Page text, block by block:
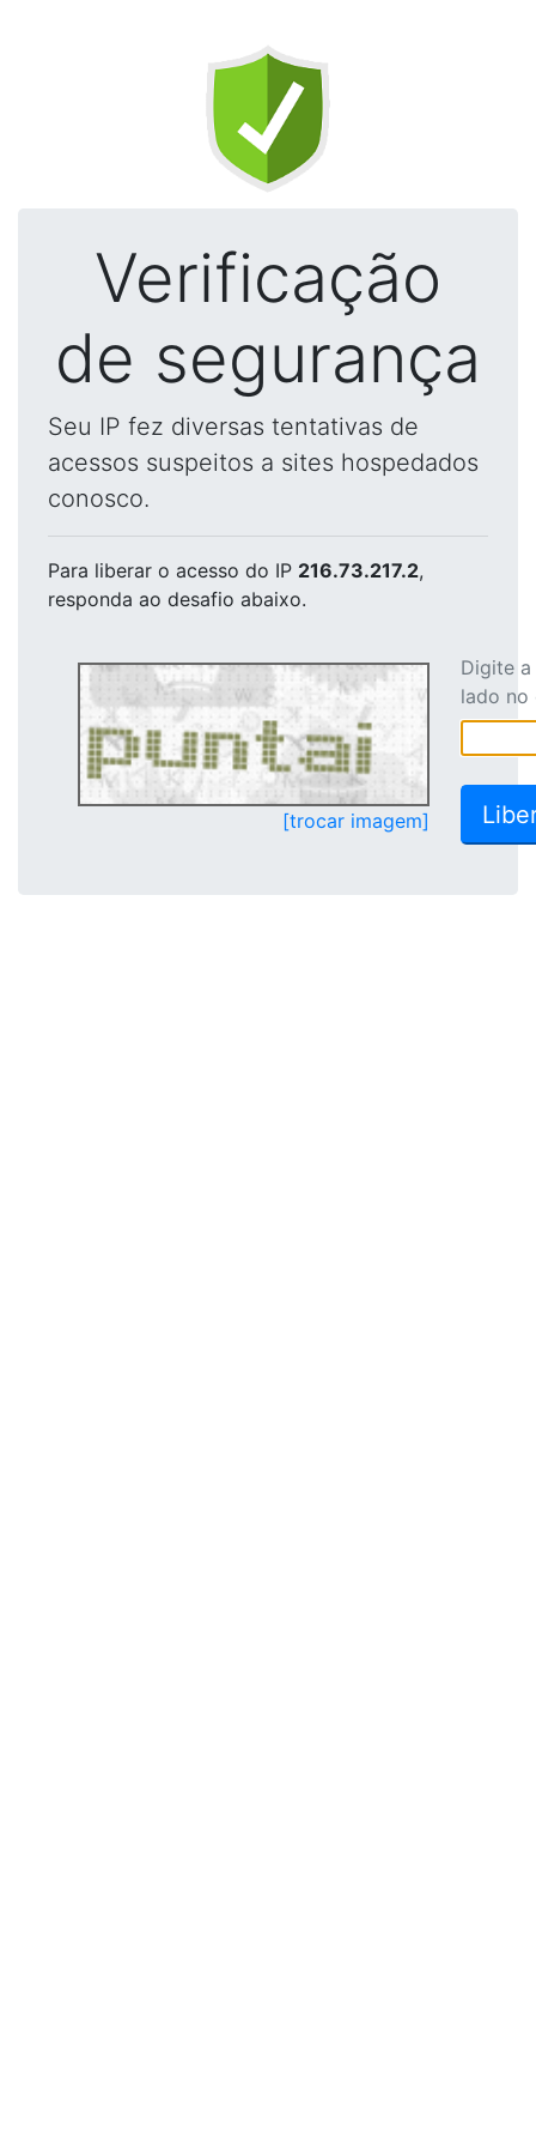
Verificação
de segurança
Seu IP fez diversas tentativas de
acessos suspeitos a sites hospedados
conosco.
Para liberar o acesso do IP 216.73.217.2,
responda ao desafio abaixo.
[trocar imagem]
Digite
lado no